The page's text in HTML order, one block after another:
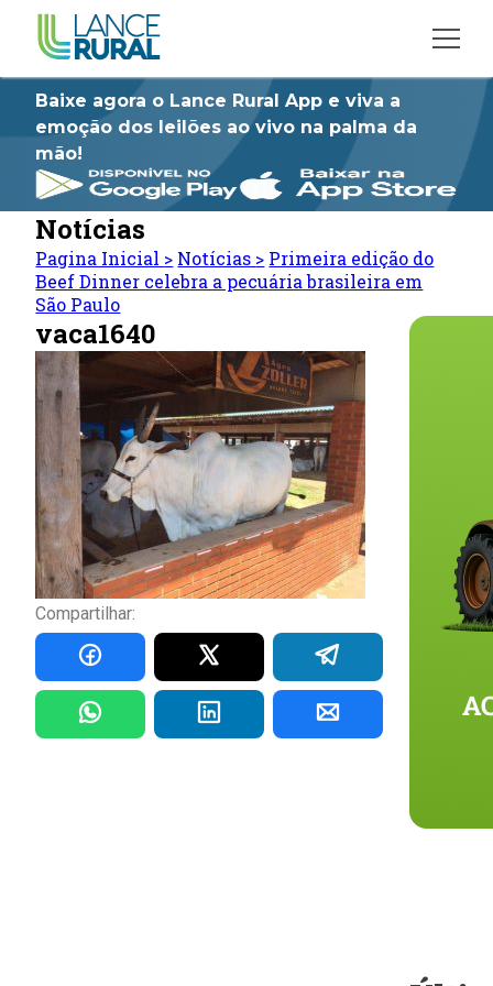
Baixe agora o Lance Rural App e viva a
emoção dos leilões ao vivo na palma da
mão!
Notícias
Pagina Inicial > Notícias > Primeira edição do
Beef Dinner celebra a pecuária brasileira em
São Paulo
vaca1640
Compartilhar: